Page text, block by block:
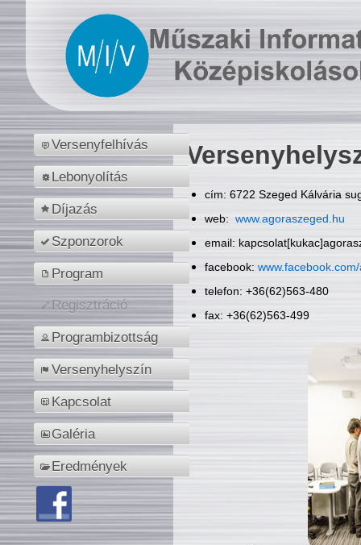
Versenyfelhívás
Lebonyolítás
Díjazás
Szponzorok
Program
Regisztráció
Programbizottság
Versenyhelyszín
Kapcsolat
Galéria
Eredmények
cím: 6722 Szeged Kálvária
web: www.agoraszeged.hu
email:
facebook:
telefon: +36(62)563-480
fax: +36(62)563-499